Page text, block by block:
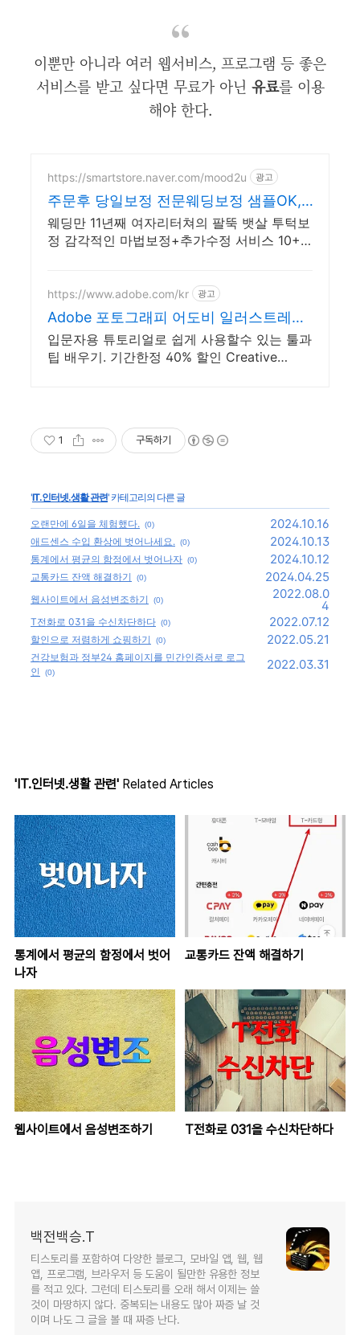
이뿐만 아니라 여러 웹서비스, 프로그램 등 좋은
서비스를 받고 싶다면 무료가 아닌 유료를 이용
해야 한다.
https://smartstore.naver.com/mood2u 광고
주문후 당일보정 전문웨딩보정 샘플OK,11
년완벽보정경력
웨딩만 11년째 여자리터쳐의 팔뚝 뱃살 투턱보
정 감각적인 마법보정+추가수정 서비스 10+3
https://www.adobe.com/kr 광고
Adobe 포토그래피 어도비 일러스트레이
터
입문자용 튜토리얼로 쉽게 사용할수 있는 툴과
팁 배우기. 기간한정 40% 할인 Creative
1 구독하기
'IT.인터넷.생활 관련' 카테고리의 다른 글
오랜만에 6일을 체험했다. (0) 2024.10.16
애드센스 수입 환상에 벗어나세요. (0) 2024.10.13
통계에서 평균의 함정에서 벗어나자 (0) 2024.10.12
교통카드 잔액 해결하기 (0) 2024.04.25
웹사이트에서 음성변조하기 (0) 2022.08.0
4
T전화로 031을 수신차단하다 (0) 2022.07.12
할인으로 저렴하게 쇼핑하기 (0) 2022.05.21
건강보험과 정부24 홈페이지를 민간인증서로 로그
인
(0)
2022.03.31
'IT.인터넷.생활 관련' Related Articles
통계에서 평균의 함정에서 벗어
나자
교통카드 잔액 해결하기
웹사이트에서 음성변조하기 T전화로 031을 수신차단하다
백전백승.T
티스토리를 포함하여 다양한 블로그, 모바일 앱, 웹, 웹
앱, 프로그램, 브라우저 등 도움이 될만한 유용한 정보
를 적고 있다. 그런데 티스토리를 오래 해서 이제는 쓸
것이 마땅하지 않다. 중복되는 내용도 많아 짜증 날 것
이며 나도 그 글을 볼 때 짜증 난다.